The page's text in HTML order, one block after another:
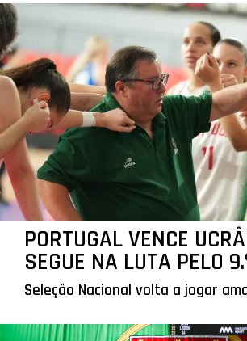
PORTUGAL VENCE
SEGUE NA LUTA PELO
Seleção Nacional volta a jogar